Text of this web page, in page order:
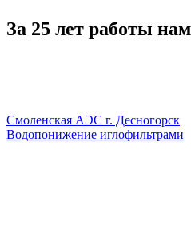
За 25 лет работы
Смоленская АЭС г. Десногорск
Водопонижение иглофильтрами